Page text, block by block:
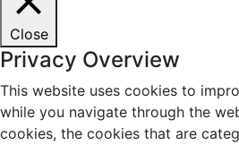
Close
Privacy Overview
This website uses cookies to
while you navigate through the
cookies, the cookies that are